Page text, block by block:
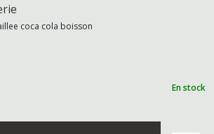
coca cola boisson
En stock